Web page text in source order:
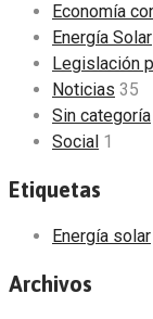
Economía
Energía Solar
Legislación
Noticias 35
Sin categoría
Social 1
Etiquetas
Energía solar
Archivos